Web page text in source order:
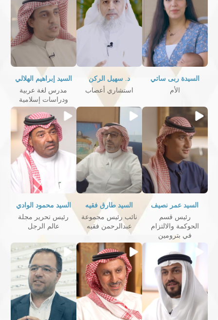
السيدة ربى ساتي
الأم
د. سهيل الركن
استشاري أعصاب
السيد إبراهيم الهلالي
مدرس لغة عربية
ودراسات إسلامية
السيد عمر نصيف
رئيس قسم
الحوكمة والالتزام
في بترومين
السيد طارق فقيه
نائب رئيس مجموعة
عبدالرحمن فقيه
السيد محمود الوادي
رئيس تحرير مجلة
عالم الرجل